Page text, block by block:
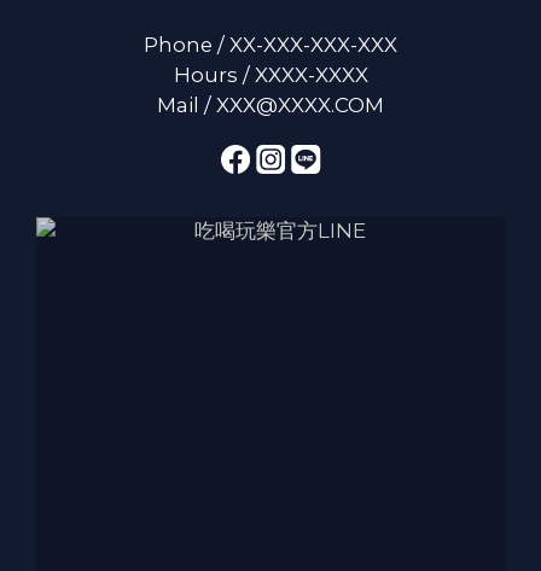
Phone / XX-XXX-XXX-XXX
Hours / XXXX-XXXX
Mail / XXX@XXXX.COM